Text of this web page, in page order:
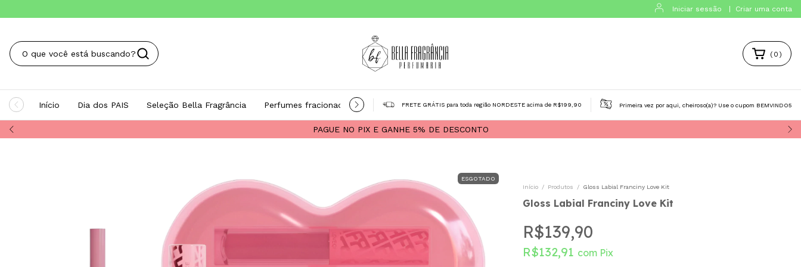
Iniciar sessão Criar uma conta
PAGUE NO PIX E GANHE 5% DE DESCONTO
( 0 )
Início Dia dos PAIS Seleção Bella Fragrância Perfumes fracionados Árabes Ciclo Loccitane Produtos de cabelo Aura Beauty Victoria's Secret Isabelle
FRETE GRÁTIS para toda região NORDESTE acima de R$199,90 Primeira vez por aqui, cheiroso(a)? Use o cupom BEMVINDO5
ESGOTADO
Início
/ Produtos / Gloss Labial Franciny Love Kit
Gloss Labial Franciny Love Kit
R$139,90
R$132,91 com Pix